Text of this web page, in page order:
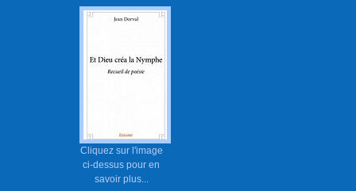
Cliquez sur l'image
ci-dessus pour en
savoir plus...